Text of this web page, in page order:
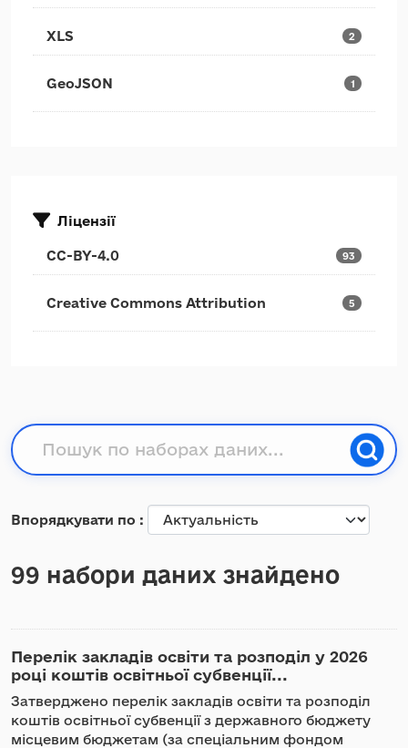
XLS 2
GeoJSON 1
Ліцензії
CC-BY-4.0 93
Creative Commons Attribution 5
Впорядкувати по
99 набори даних знайдено
Перелік закладів освіти та розподіл у 2026
році коштів освітньої субвенції...
Затверджено перелік закладів освіти та розподіл
коштів освітньої субвенції з державного бюджету
місцевим бюджетам (за спеціальним фондом